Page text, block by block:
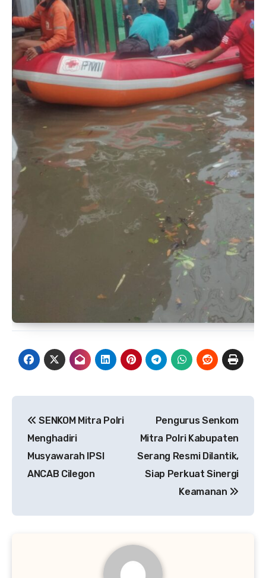
pos
SENKOM Mitra Polri
Menghadiri
Musyawarah IPSI
ANCAB Cilegon
Pengurus Senkom
Mitra Polri Kabupaten
Serang Resmi Dilantik,
Siap Perkuat Sinergi
Keamanan